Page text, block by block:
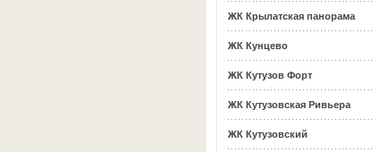
ЖК Крылатская панорама
ЖК Кунцево
ЖК Кутузов Форт
ЖК Кутузовская Ривьера
ЖК Кутузовский